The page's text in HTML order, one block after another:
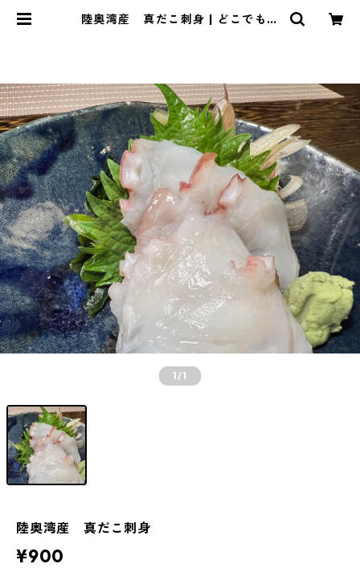
陸奥湾産 真だこ刺身 | どこでも居
1/1
陸奥湾産 真だこ刺身
¥900